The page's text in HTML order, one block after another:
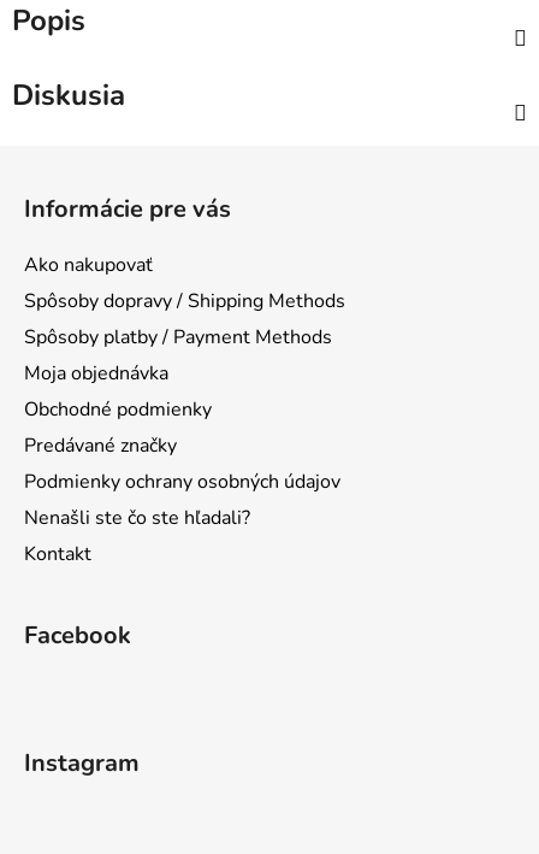
Popis
Diskusia
Informácie pre vás
Ako nakupovať
Spôsoby dopravy / Shipping Methods
Spôsoby platby / Payment Methods
Moja objednávka
Obchodné podmienky
Predávané značky
Podmienky ochrany osobných údajov
Nenašli ste čo ste hľadali?
Kontakt
Facebook
Instagram